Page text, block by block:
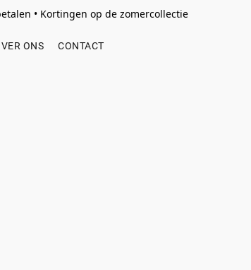
• Kortingen op de zomercollectie
ONS CONTACT